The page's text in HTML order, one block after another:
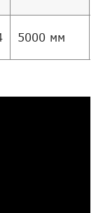
5000 мм